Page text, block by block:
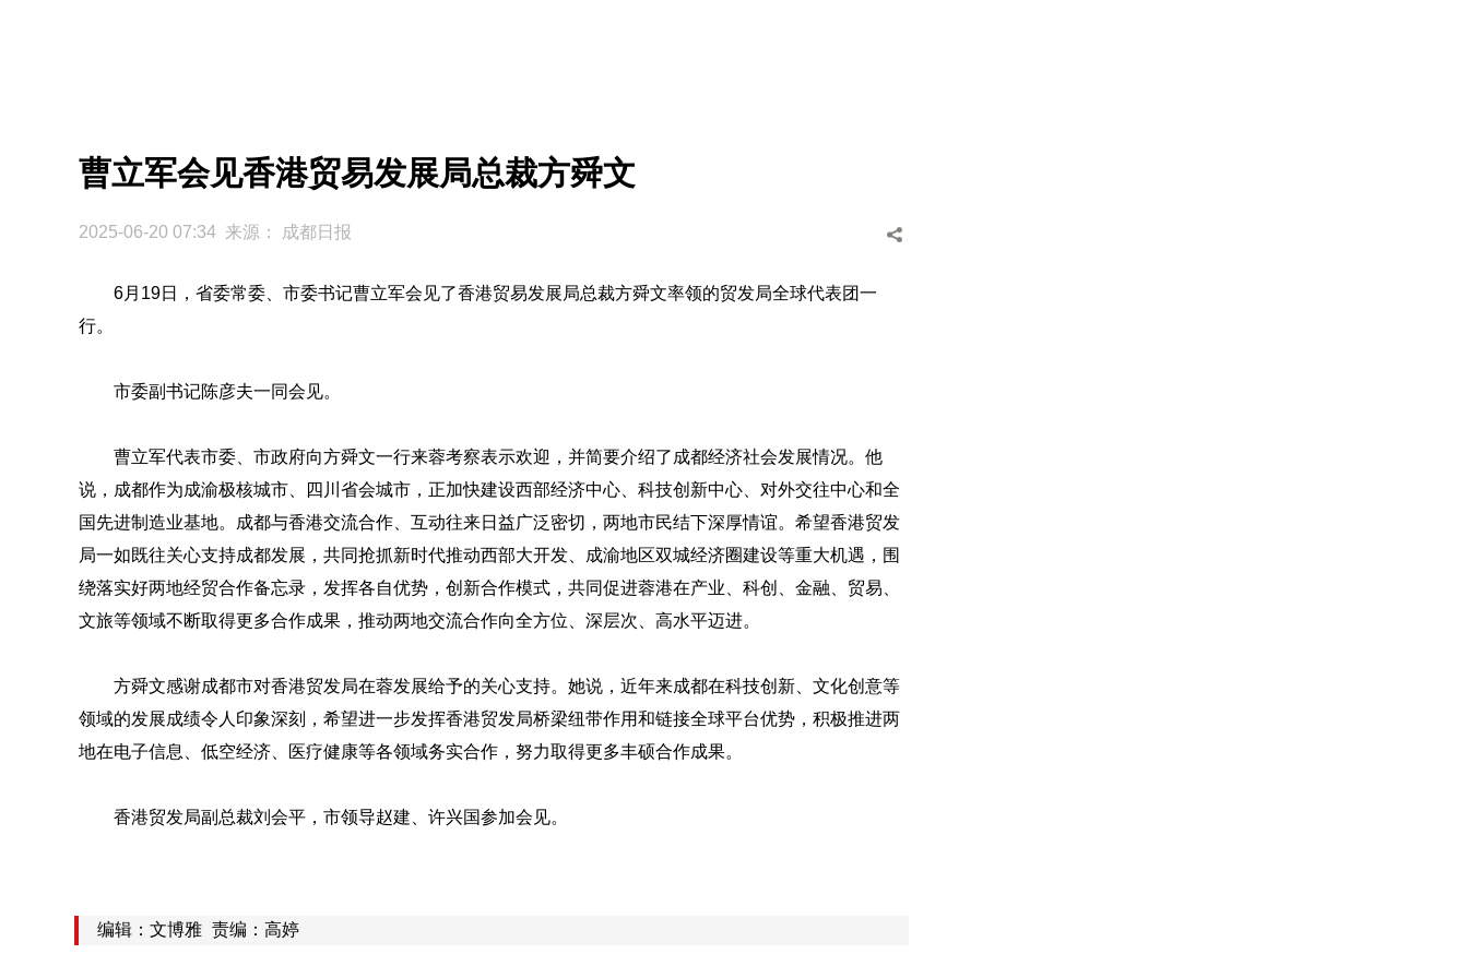
曹立军会见香港贸易发展局总裁方舜文
2025-06-20 07:34 来源： 成都日报
6月19日，省委常委、市委书记曹立军会见了香港贸易发展局总裁方舜文率领的贸发局全球代表团一
行。
市委副书记陈彦夫一同会见。
曹立军代表市委、市政府向方舜文一行来蓉考察表示欢迎，并简要介绍了成都经济社会发展情况。他
说，成都作为成渝极核城市、四川省会城市，正加快建设西部经济中心、科技创新中心、对外交往中心和全
国先进制造业基地。成都与香港交流合作、互动往来日益广泛密切，两地市民结下深厚情谊。希望香港贸发
局一如既往关心支持成都发展，共同抢抓新时代推动西部大开发、成渝地区双城经济圈建设等重大机遇，围
绕落实好两地经贸合作备忘录，发挥各自优势，创新合作模式，共同促进蓉港在产业、科创、金融、贸易、
文旅等领域不断取得更多合作成果，推动两地交流合作向全方位、深层次、高水平迈进。
方舜文感谢成都市对香港贸发局在蓉发展给予的关心支持。她说，近年来成都在科技创新、文化创意等
领域的发展成绩令人印象深刻，希望进一步发挥香港贸发局桥梁纽带作用和链接全球平台优势，积极推进两
地在电子信息、低空经济、医疗健康等各领域务实合作，努力取得更多丰硕合作成果。
香港贸发局副总裁刘会平，市领导赵建、许兴国参加会见。
编辑：文博雅 责编：高婷